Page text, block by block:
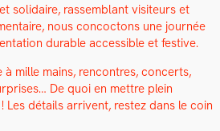
sol­idaire, rassem­blant vis­i­teurs et
nous con­coc­tons une journée
durable acces­si­ble et fes­tive.
à mille mains, ren­con­tres, con­certs,
De quoi en met­tre plein
Les détails arrivent, restez dans le coin